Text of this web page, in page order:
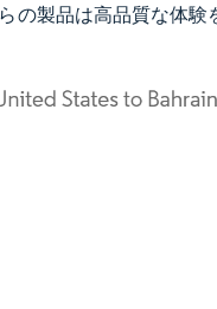
の製品は高品質な体験